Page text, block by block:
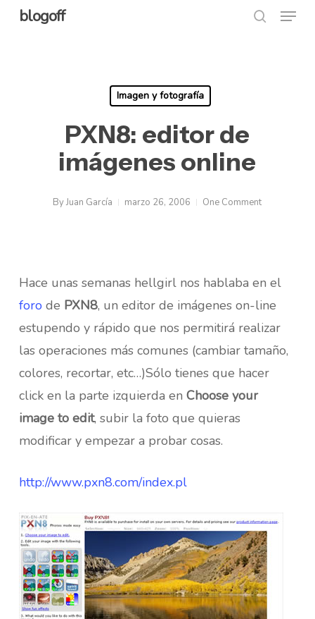
Skipblogoff Menu
Imagen y fotografía
PXN8: editor de
imágenes online
ByJuan García marzo 26, 2006 One Comment
Hace unas semanas hellgirl nos hablaba en el
forode PXN8, un editor de imágenes on-line
estupendo y rápido que nos permitirá realizar
las operaciones más comunes (cambiar tamaño,
colores, recortar, etc…)Sólo tienes que hacer
click en la parte izquierda en Choose your
image to edit, subir la foto que quieras
modificar y empezar a probar cosas.
http://www.pxn8.com/index.pl